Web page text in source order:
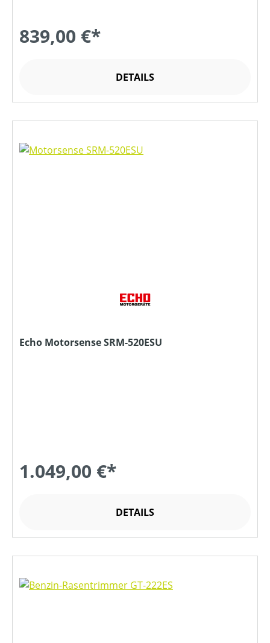
839,00 €*
DETAILS
Echo Motorsense SRM-520ESU
1.049,00 €*
DETAILS